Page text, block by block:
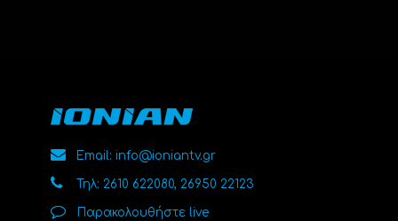
Email: info@ioniantv.gr
Τηλ: 2610 622080, 26950 22123
Παρακολουθήστε live